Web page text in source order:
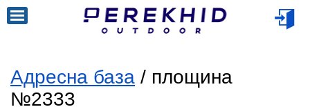
Адресна база / площина
№2333